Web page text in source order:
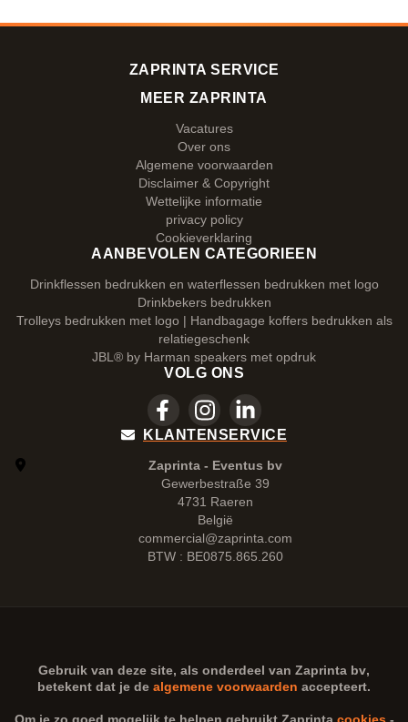
ZAPRINTA SERVICE
MEER ZAPRINTA
Vacatures
Over ons
Algemene voorwaarden
Disclaimer & Copyright
Wettelijke informatie
privacy policy
Cookieverklaring
AANBEVOLEN CATEGORIEEN
Drinkflessen bedrukken en waterflessen bedrukken met logo
Drinkbekers bedrukken
Trolleys bedrukken met logo | Handbagage koffers bedrukken als
relatiegeschenk
JBL® by Harman speakers met opdruk
VOLG ONS
KLANTENSERVICE
Zaprinta - Eventus bv
Gewerbestraße 39
4731 Raeren
België
commercial@zaprinta.com
BTW : BE0875.865.260
Gebruik van deze site, als onderdeel van Zaprinta bv,
betekent dat je de algemene voorwaarden accepteert.